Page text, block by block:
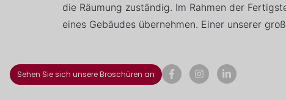
die Räumung zuständig. Im Rahmen der
eines Gebäudes übernehmen. Einer unserer
Sehen Sie sich unsere Broschüren an